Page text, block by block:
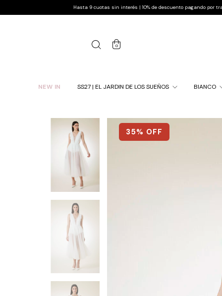
Hasta 9 cuotas sin interés | 10% de descuento pagando por
0
NEW IN SS27 | EL JARDIN DE LOS SUEÑOS BIANCO
35% OFF